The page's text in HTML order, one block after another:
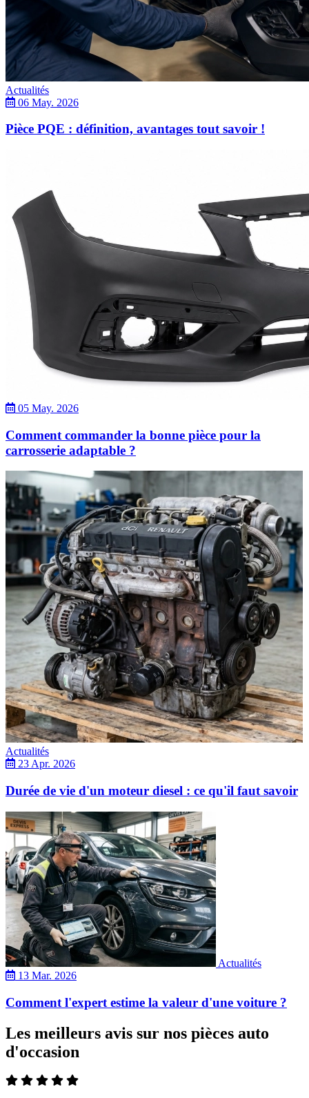
Actualités
06 May. 2026
Pièce PQE : définition, avantages tout savoir !
05 May. 2026
Comment commander la bonne pièce pour la
carrosserie adaptable ?
Actualités
23 Apr. 2026
Durée de vie d'un moteur diesel : ce qu'il faut savoir
Actualités
13 Mar. 2026
Comment l'expert estime la valeur d'une voiture ?
Les meilleurs avis sur nos pièces auto
d'occasion